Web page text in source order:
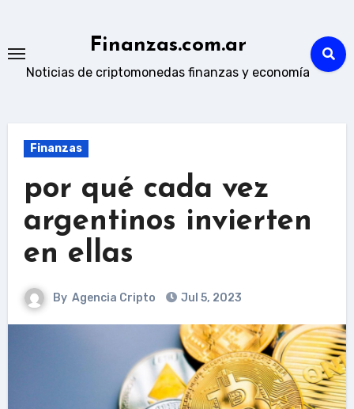
content
Finanzas.com.ar
Noticias de criptomonedas finanzas y economía
Finanzas
por qué cada vez
argentinos invierten
en ellas
By Agencia Cripto Jul 5, 2023